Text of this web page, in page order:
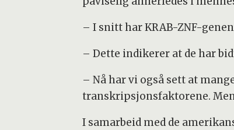
– I snitt har KRAB-ZNF-
– Dette indikerer at de har
– Nå har vi også sett at
transkripsjonsfaktorene.
I samarbeid med de